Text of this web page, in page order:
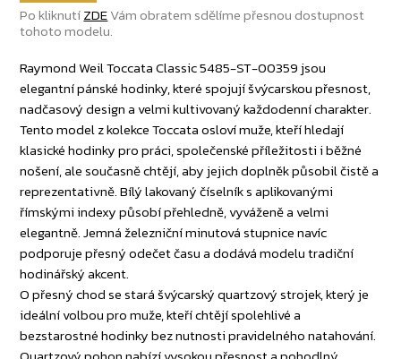
Po kliknutíZDEVám obratem sdělíme přesnou dostupnost
tohoto modelu.
Raymond Weil Toccata Classic 5485-ST-00359 jsou
elegantní pánské hodinky, které spojují švýcarskou přesnost,
nadčasový design a velmi kultivovaný každodenní charakter.
Tento model z kolekce Toccata osloví muže, kteří hledají
klasické hodinky pro práci, společenské příležitosti i běžné
nošení, ale současně chtějí, aby jejich doplněk působil čistě a
reprezentativně. Bílý lakovaný číselník s aplikovanými
římskými indexy působí přehledně, vyváženě a velmi
elegantně. Jemná železniční minutová stupnice navíc
podporuje přesný odečet času a dodává modelu tradiční
hodinářský akcent.
O přesný chod se stará švýcarský quartzový strojek, který je
ideální volbou pro muže, kteří chtějí spolehlivé a
bezstarostné hodinky bez nutnosti pravidelného natahování.